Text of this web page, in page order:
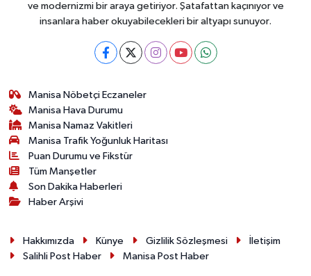
ve modernizmi bir araya getiriyor. Şatafattan kaçınıyor ve
insanlara haber okuyabilecekleri bir altyapı sunuyor.
Manisa Nöbetçi Eczaneler
Manisa Hava Durumu
Manisa Namaz Vakitleri
Manisa Trafik Yoğunluk Haritası
Puan Durumu ve Fikstür
Tüm Manşetler
Son Dakika Haberleri
Haber Arşivi
Hakkımızda Künye Gizlilik Sözleşmesi
İletişim
Salihli Post Haber
Manisa Post Haber